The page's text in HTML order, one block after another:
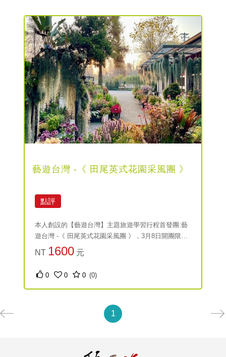
藝遊台灣 -《 田尾英式花園采風團 》
點評
本人創設的【藝遊台灣】主題旅遊學習行程首發團:藝
遊台灣 -《 田尾英式花園采風團 》，3月8日開團限額
20人，帶大家去參觀台灣今春最夢幻的英式花園-香久
園，讓你沉醉在台灣數十年難得一見的滿園溫帶花
卉。 還有坐落在婉如北國風情的落羽松森林中的溫室
庭園花園中的菁芳園，欣賞成百上千種的觀賞植物。
NT 1600 元
0 0 0 (0)
1